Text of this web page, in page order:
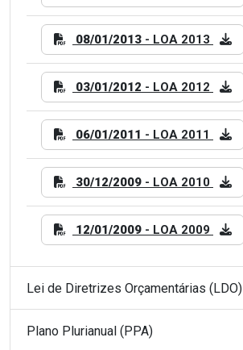
08/01/2013 - LOA 2013
03/01/2012 - LOA 2012
06/01/2011 - LOA 2011
30/12/2009 - LOA 2010
12/01/2009 - LOA 2009
Lei de Diretrizes Orçamentárias (LDO)
Plano Plurianual (PPA)